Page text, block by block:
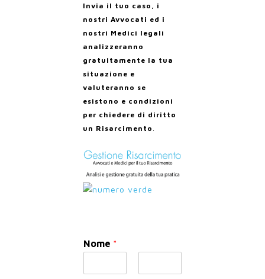
Invia il tuo caso, i
nostri Avvocati ed i
nostri Medici legali
analizzeranno
gratuitamente la tua
situazione e
valuteranno se
esistono e condizioni
per chiedere di diritto
un Risarcimento
Nome *